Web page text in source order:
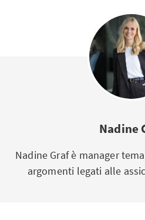
Nadine
Nadine Graf è manager
argomenti legati alle